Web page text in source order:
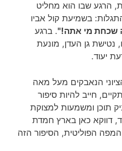
הרגע שבו הוא מחליט
בשמיעת קול אביו
שכחת מי אתה!". ברגע
נטישת גן העדן, מונעת
יעוד.
הנאבקים מעל מאה
חייב להיות סיפור
תוכן ומשמעות למצוקת
דווקא כאן בארץ חמדת
הפוליטית, הסיפור הזה